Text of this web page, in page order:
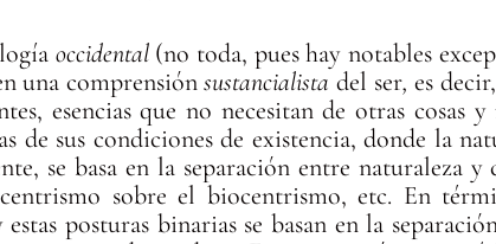
occidental(no toda, pues hay notables
una comprensiónsustancialista del ser,es
esencias que no necesitan de otras cosas
de sus condiciones de existencia, donde la
se basa en la separación entre
sobre el biocentrismo, etc. En
estas posturas binarias se basan en la